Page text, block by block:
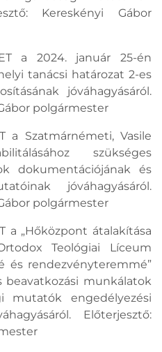
Kereskényi Gábor
a 2024. január 25-én
tanácsi határozat 2-es
jóváhagyásáról.
polgármester
a Szatmárnémeti, Vasile
szükséges
dokumentációjának és
jóváhagyásáról.
polgármester
a „Hőközpont átalakítása
Teológiai Líceum
és rendezvényteremmé”
beavatkozási munkálatok
mutatók engedélyezési
Előterjesztő: